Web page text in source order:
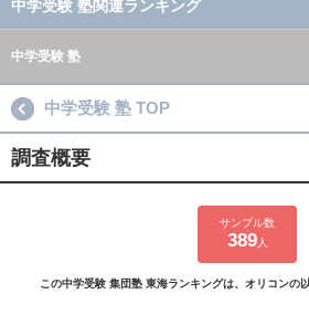
中学受験 塾関連ランキング
中学受験 塾
中学受験 塾 TOP
調査概要
サンプル数
389人
この中学受験 集団塾 東海ランキングは、オリコンの